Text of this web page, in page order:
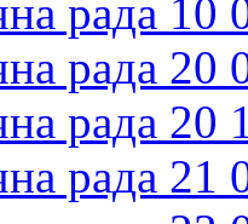
рада 10
рада 20
рада 20
рада 21